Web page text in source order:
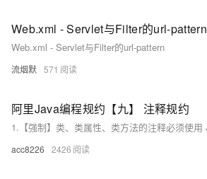
Web.xml - Servlet与Filter的url-pattern
Web.xml - Servlet与Filter的url-pattern
流烟默 571
阿里Java编程规约【九】 注释规约
acc8226 2426